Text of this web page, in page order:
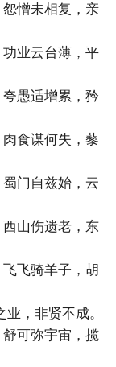
憎未相复，亲
业云台薄，平
愚适增累，矜
食谋何失，藜
门自兹始，云
山伤遗老，东
飞骑羊子，胡
，非贤不成。
可弥宇宙，揽